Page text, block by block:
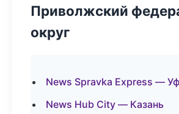
Приволжский
округ
News Spravka Express —
News Hub City — Казань